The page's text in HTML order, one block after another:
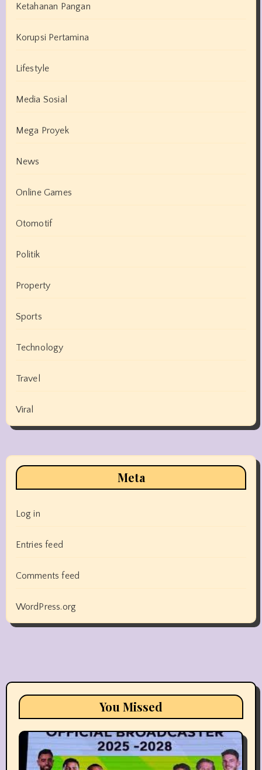
Ketahanan Pangan
Korupsi Pertamina
Lifestyle
Media Sosial
Mega Proyek
News
Online Games
Otomotif
Politik
Property
Sports
Technology
Travel
Viral
Meta
Log in
Entries feed
Comments feed
WordPress.org
You Missed